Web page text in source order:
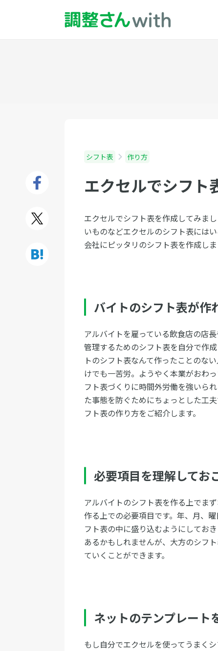
シフト表 作り方
エクセルでシフト
エクセルでシフト表を作成してみま
いものなどエクセルのシフト表には
会社にピッタリのシフト表を作成しま
バイトのシフト表が作
アルバイトを雇っている飲食店の店
管理するためのシフト表を自分で作
トのシフト表なんて作ったことのな
けでも一苦労。ようやく本業がおわ
フト表づくりに時間外労働を強いら
た事態を防ぐためにちょっとした工
フト表の作り方をご紹介します。
必要項目を理解してお
アルバイトのシフト表を作る上でま
作る上での必要項目です。年、月、
フト表の中に盛り込むようにしてお
あるかもしれませんが、大方のシフ
ていくことができます。
ネットのテンプレート
もし自分でエクセルを使ってうまく